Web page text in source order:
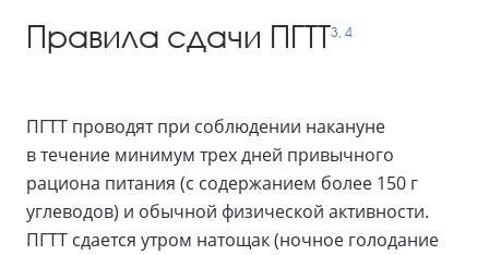
Правила сдачи ПГТТ3, 4
ПГТТ проводят при соблюдении накануне
в течение минимум трех дней привычного
рациона питания (с содержанием более 150 г
углеводов) и обычной физической активности.
ПГТТ сдается утром натощак (ночное голодание